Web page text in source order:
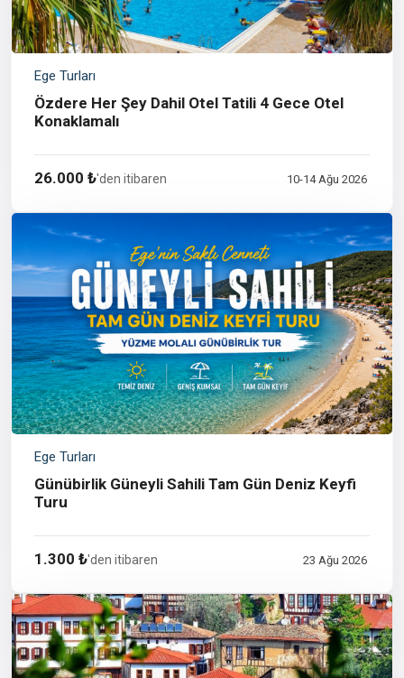
Ege Turları
Özdere Her Şey Dahil Otel Tatili 4 Gece Otel
Konaklamalı
26.000 ₺'den itibaren 10-14 Ağu 2026
Ege Turları
Günübirlik Güneyli Sahili Tam Gün Deniz Keyfi
Turu
1.300 ₺'den itibaren 23 Ağu 2026